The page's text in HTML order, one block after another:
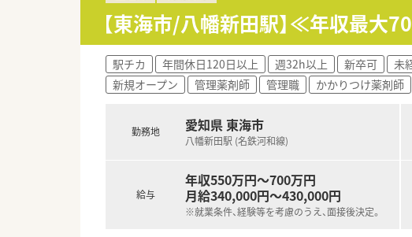
【東海市/八幡新田駅】≪年収最大
駅チカ 年間休日120日以上 週32h以上 新卒可 未
新規オープン
管理薬剤師 管理職 かかりつけ薬剤師
勤務地 愛知県 東海市
八幡新田駅 (名鉄河和線)
給与
年収550万円～700万円
月給340,000円～430,000円
※就業条件、経験等を考慮のうえ、面接後決定。